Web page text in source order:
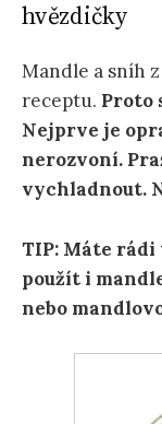
hvězdičky
Mandle a sníh
receptu. Proto
Nejprve je
nerozvoní.
vychladnout.
TIP: Máte rádi
použít i
nebo